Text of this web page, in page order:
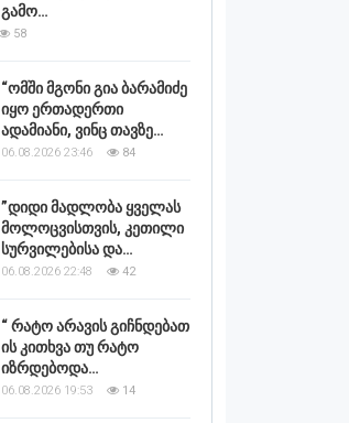
გამო…
58
“ომში მგონი გია ბარამიძე
იყო ერთადერთი
ადამიანი, ვინც თავზე…
06.08.2026 23:46 84
”დიდი მადლობა ყველას
მოლოცვისთვის, კეთილი
სურვილებისა და…
06.08.2026 22:48 42
“ რატო არავის გიჩნდებათ
ის კითხვა თუ რატო
იზრდებოდა…
06.08.2026 19:53 14